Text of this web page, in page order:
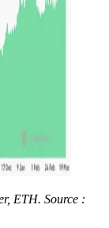
ETH. Source :